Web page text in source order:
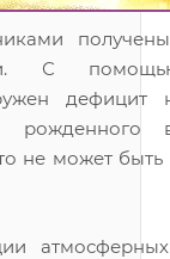
получены
С
дефицит
рожденного
не может быть